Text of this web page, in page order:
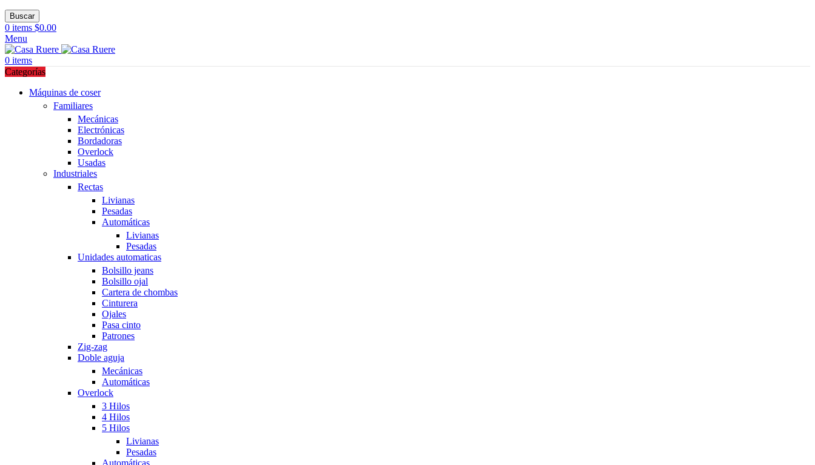
Buscar
0 items $0.00
Menu
0 items
Categorías
Máquinas de coser
Familiares
Mecánicas
Electrónicas
Bordadoras
Overlock
Usadas
Industriales
Rectas
Livianas
Pesadas
Automáticas
Livianas
Pesadas
Unidades automaticas
Bolsillo jeans
Bolsillo ojal
Cartera de chombas
Cinturera
Ojales
Pasa cinto
Patrones
Zig-zag
Doble aguja
Mecánicas
Automáticas
Overlock
3 Hilos
4 Hilos
5 Hilos
Livianas
Pesadas
Automáticas